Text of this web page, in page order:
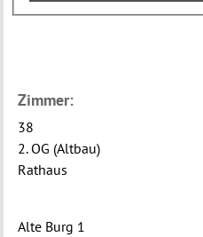
Zimmer:
38
2. OG (Altbau)
Rathaus
Alte Burg 1